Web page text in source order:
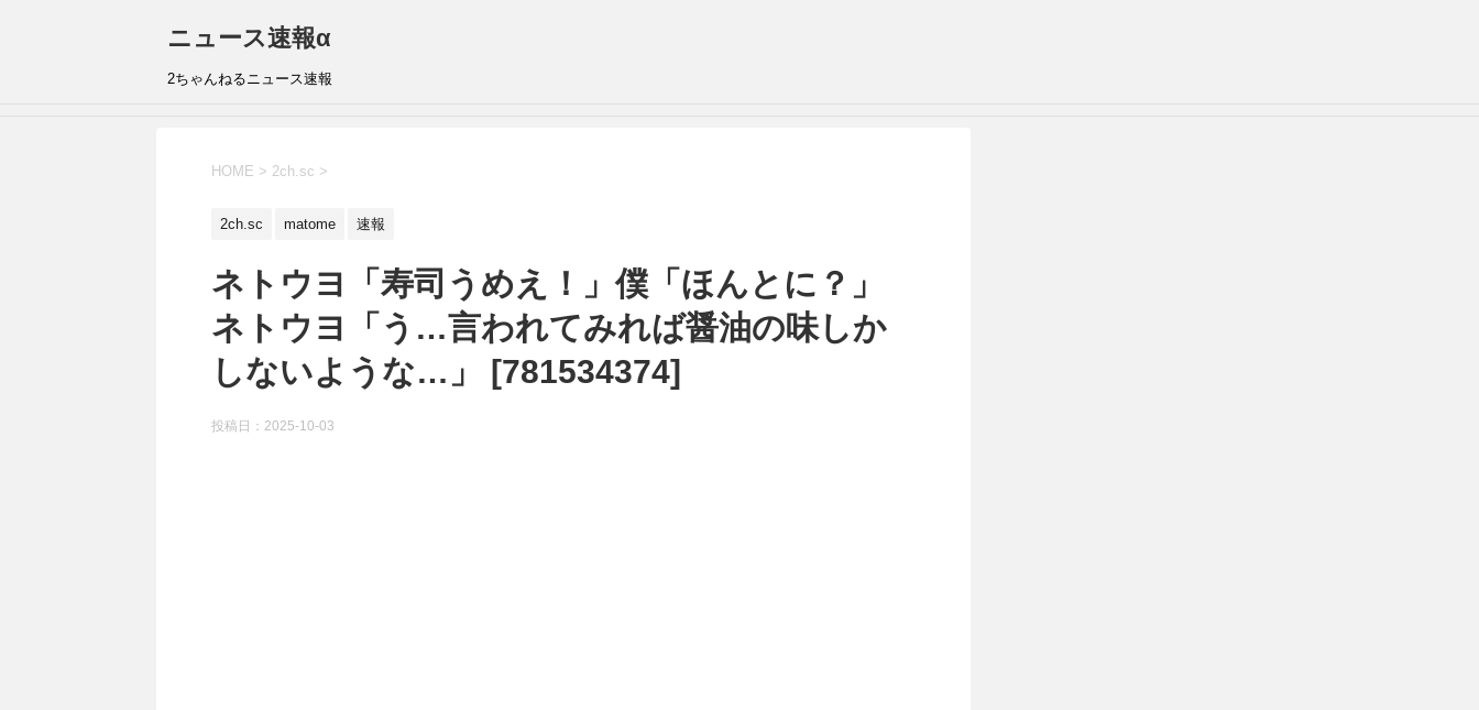
ニュース速報α
2ちゃんねるニュース速報
HOME > 2ch.sc >
2ch.sc matome 速報
ネトウヨ「寿司うめえ！」僕「ほんとに？」
ネトウヨ「う…言われてみれば醤油の味しか
しないような…」 [781534374]
投稿日： 2025-10-03